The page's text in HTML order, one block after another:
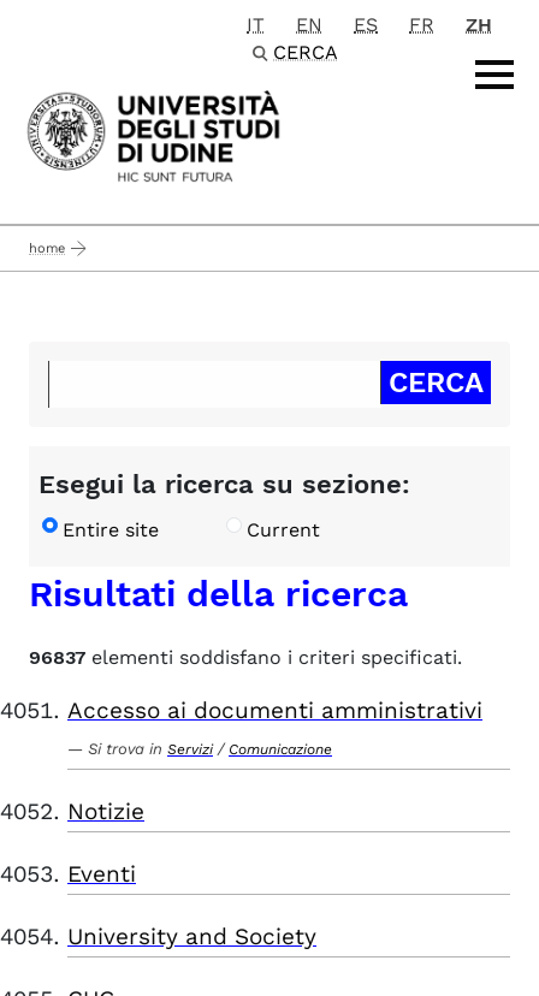
Passa al contenuto principale
IT EN ES FR
ZH
CERCA
home
Esegui la ricerca su sezione:
Entire site Current
Risultati della ricerca
96837 elementi soddisfano i criteri specificati.
Accesso ai documenti amministrativi
Si trova in Servizi / Comunicazione
Notizie
Eventi
University and Society